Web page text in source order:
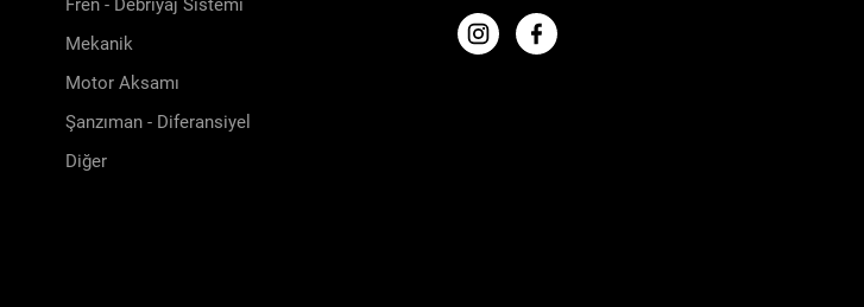
Fren - Debriyaj Sistemi
Mekanik
Motor Aksamı
Şanzıman - Diferansiyel
Diğer